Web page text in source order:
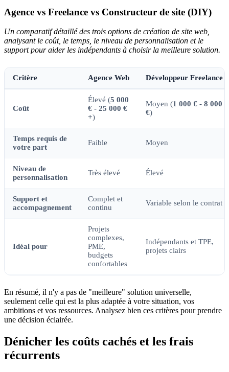
Agence vs Freelance vs Constructeur de site (DIY)
Un comparatif détaillé des trois options de création de site web,
analysant le coût, le temps, le niveau de personnalisation et le
support pour aider les indépendants à choisir la meilleure solution.
Critère Agence Web Développeur Freelance
Coût
Élevé (5 000
€ - 25 000 €
+)
Moyen (1 000 € - 8 000
€)
Temps requis de
votre part
Faible Moyen
Niveau de
personnalisation
Très élevé Élevé
Support et
accompagnement
Complet et
continu
Variable selon le contrat
Idéal pour
Projets
complexes,
PME,
budgets
confortables
Indépendants et TPE,
projets clairs
En résumé, il n'y a pas de "meilleure" solution universelle,
seulement celle qui est la plus adaptée à votre situation, vos
ambitions et vos ressources. Analysez bien ces critères pour prendre
une décision éclairée.
Dénicher les coûts cachés et les frais
récurrents